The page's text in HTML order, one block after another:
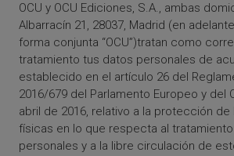
OCU y OCU Ediciones, S.A., ambas
Albarracín 21, 28037, Madrid (en
forma conjunta “OCU”)tratan como
tratamiento tus datos personales de
establecido en el artículo 26 del
2016/679 del Parlamento Europeo y del
abril de 2016, relativo a la protección de
físicas en lo que respecta al
personales y a la libre circulación de